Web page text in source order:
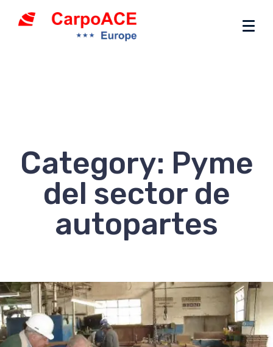
Category: Pyme
del sector de
autopartes